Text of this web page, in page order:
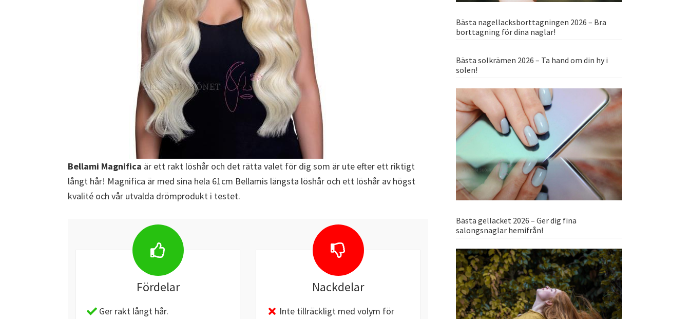
Bellami Magnifica är ett rakt löshår och det rätta valet för dig som är ute efter ett riktigt
långt hår! Magnifica är med sina hela 61cm Bellamis längsta löshår och ett löshår av högst
kvalité och vår utvalda drömprodukt i testet.
Fördelar
Ger rakt långt hår.
Nackdelar
Inte tillräckligt med volym för
Bästa nagellacksborttagningen 2026 – Bra
borttagning för dina naglar!
Bästa solkrämen 2026 – Ta hand om din hy i
solen!
Bästa gellacket 2026 – Ger dig fina
salongsnaglar hemifrån!